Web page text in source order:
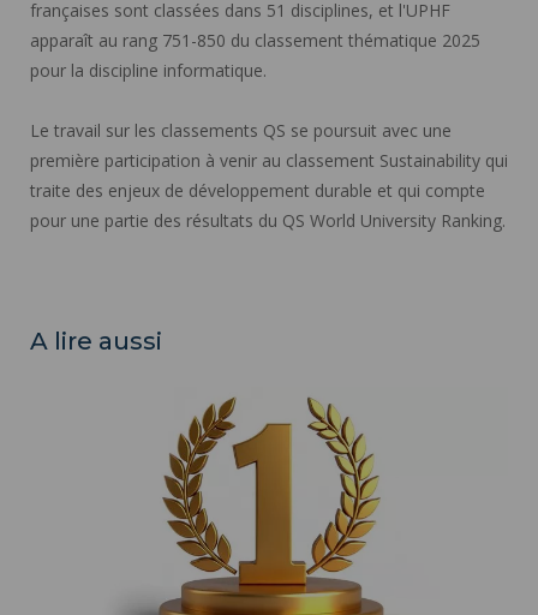
françaises sont classées dans 51 disciplines, et l'UPHF
apparaît au rang 751-850 du classement thématique 2025
pour la discipline informatique.
Le travail sur les classements QS se poursuit avec une
première participation à venir au classement Sustainability qui
traite des enjeux de développement durable et qui compte
pour une partie des résultats du QS World University Ranking.
A lire aussi